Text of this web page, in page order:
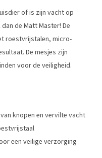
of is zijn vacht op
de Matt Master! De
roestvrijstalen, micro-
De mesjes zijn
voor de veiligheid.
knopen en vervilte vacht
een veilige verzorging